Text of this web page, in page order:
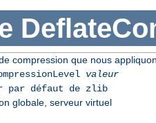
compression que nous
valeur
par défaut de zlib
globale, serveur virtuel